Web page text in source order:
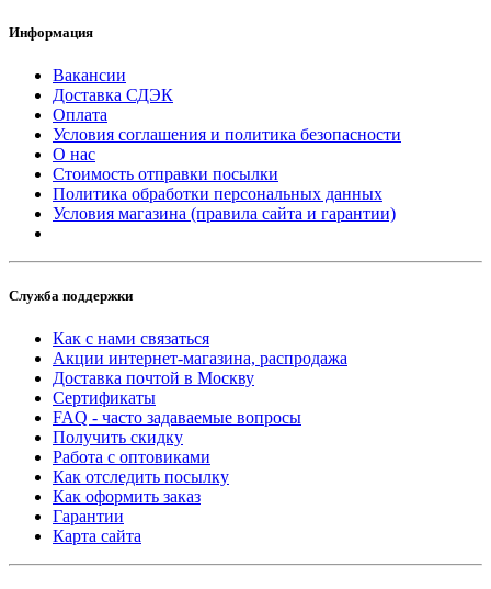
Информация
Вакансии
Доставка СДЭК
Оплата
Условия соглашения и политика безопасности
О нас
Стоимость отправки посылки
Политика обработки персональных данных
Условия магазина (правила сайта и гарантии)
Служба поддержки
Как с нами связаться
Акции интернет-магазина, распродажа
Доставка почтой в Москву
Сертификаты
FAQ - часто задаваемые вопросы
Получить скидку
Работа с оптовиками
Как отследить посылку
Как оформить заказ
Гарантии
Карта сайта